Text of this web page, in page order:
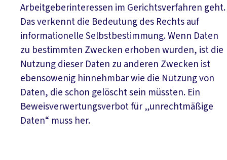
Arbeitgeberinteressen im Gerichtsverfahren geht.
Das verkennt die Bedeutung des Rechts auf
informationelle Selbstbestimmung. Wenn Daten
zu bestimmten Zwecken erhoben wurden, ist die
Nutzung dieser Daten zu anderen Zwecken ist
ebensowenig hinnehmbar wie die Nutzung von
Daten, die schon gelöscht sein müssten. Ein
Beweisverwertungsverbot für „unrechtmäßige
Daten“ muss her.